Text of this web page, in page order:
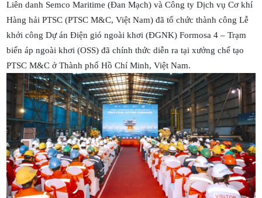
Liên danh Semco Maritime (Đan Mạch) và Công ty Dịch vụ Cơ khí
Hàng hải PTSC (PTSC M&C, Việt Nam) đã tổ chức thành công Lễ
khởi công Dự án Điện gió ngoài khơi (ĐGNK) Formosa 4 – Trạm
biến áp ngoài khơi (OSS) đã chính thức diễn ra tại xưởng chế tạo
PTSC M&C ở Thành phố Hồ Chí Minh, Việt Nam.